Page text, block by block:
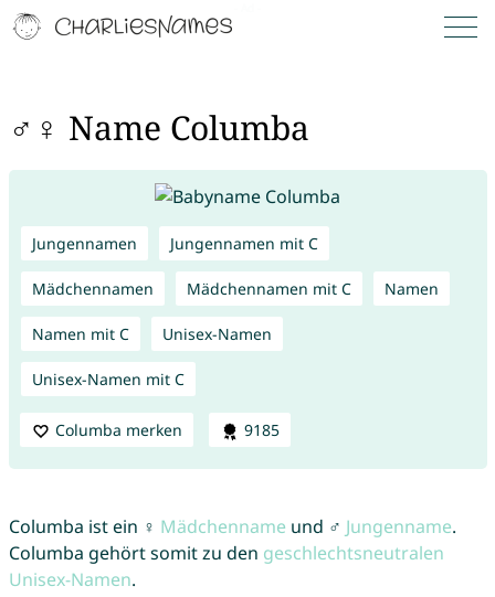
♂♀ Name Columba
Jungennamen Jungennamen mit C
Mädchennamen Mädchennamen mit C Namen
Namen mit C Unisex-Namen
Unisex-Namen mit C
Columba merken 9185
Columba ist ein ♀ Mädchenname und ♂ Jungenname.
Columba gehört somit zu den geschlechtsneutralen
Unisex-Namen.